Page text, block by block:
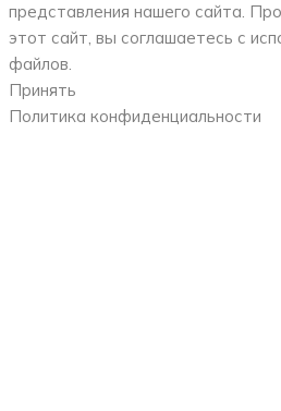
представления нашего сайта.
этот сайт, вы соглашаетесь с
файлов.
Принять
Политика конфиденциальности